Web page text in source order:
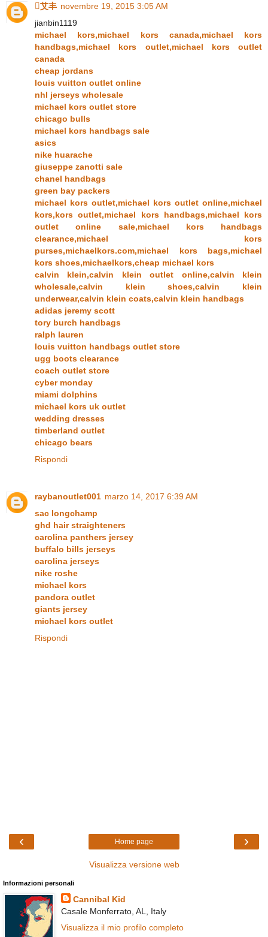
艾丰 novembre 19, 2015 3:05 AM
jianbin1119
michael kors,michael kors canada,michael kors
handbags,michael kors outlet,michael kors outlet
canada
cheap jordans
louis vuitton outlet online
nhl jerseys wholesale
michael kors outlet store
chicago bulls
michael kors handbags sale
asics
nike huarache
giuseppe zanotti sale
chanel handbags
green bay packers
michael kors outlet,michael kors outlet online,michael
kors,kors outlet,michael kors handbags,michael kors
outlet online sale,michael kors handbags
clearance,michael kors
purses,michaelkors.com,michael kors bags,michael
kors shoes,michaelkors,cheap michael kors
calvin klein,calvin klein outlet online,calvin klein
wholesale,calvin klein shoes,calvin klein
underwear,calvin klein coats,calvin klein handbags
adidas jeremy scott
tory burch handbags
ralph lauren
louis vuitton handbags outlet store
ugg boots clearance
coach outlet store
cyber monday
miami dolphins
michael kors uk outlet
wedding dresses
timberland outlet
chicago bears
Rispondi
raybanoutlet001 marzo 14, 2017 6:39 AM
sac longchamp
ghd hair straighteners
carolina panthers jersey
buffalo bills jerseys
carolina jerseys
nike roshe
michael kors
pandora outlet
giants jersey
michael kors outlet
Rispondi
‹ ›
Home page
Visualizza versione web
Informazioni personali
Cannibal Kid
Casale Monferrato, AL, Italy
Visualizza il mio profilo completo